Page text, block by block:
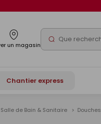
un magasin Rechercher
Chantier express
Salle de Bain & Sanitaire Douches